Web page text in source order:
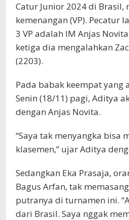
Catur Junior 2024 di Brasil,
kemenangan (VP). Pecatur
3 VP adalah IM Anjas
ketiga dia mengalahkan
(2203).
Pada babak keempat yang
Senin (18/11) pagi, Aditya
dengan Anjas Novita.
“Saya tak menyangka bisa
klasemen,” ujar Aditya
Sedangkan Eka Prasaja,
Bagus Arfan, tak
putranya di turnamen ini.
dari Brasil. Saya nggak